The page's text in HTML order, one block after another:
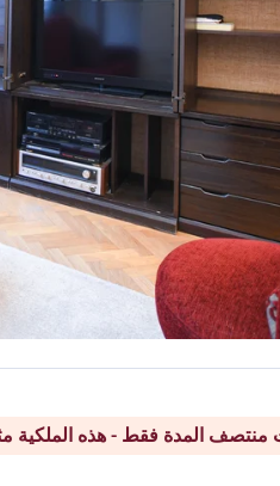
المدة فقط - هذه الملكية